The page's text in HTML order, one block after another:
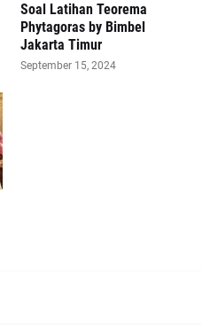
Soal Latihan Teorema
Phytagoras by Bimbel
Jakarta Timur
September 15, 2024